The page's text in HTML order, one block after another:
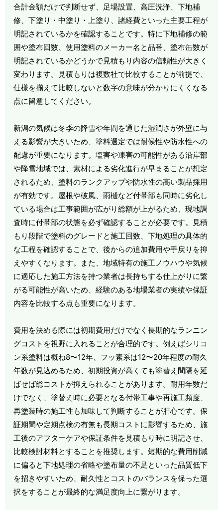
合計金額だけで判断せず、足場設置、高圧洗浄、下地補
修、下塗り・中塗り・上塗り、諸経費といった主要工程が
明記されているかを確認することです。特に下地補修の範
囲や塗布回数、使用塗料のメーカー名と品番、塗布缶数が
明記されているかどうかで見積もり内容の信頼性が大きく
変わります。見積もりは複数社で比較することが前提で、
仕様を揃えて比較しないと数字の意味が分かりにくくなる
点に留意してください。
新潟の気候は冬季の降雪や年間を通じた湿潤さが外壁に与
える影響が大きいため、塗料選定では耐候性や防水性への
配慮が重要になります。塩害や凍害の可能性がある沿岸部
や降雪地域では、素材による劣化進行が早まることが想定
されるため、塗料のランクアップや防水性の高い製品採用
が有効です。屋根や破風、雨樋など付帯部も同時に劣化し
ている場合は工事範囲が広がり総額が上がるため、現地調
査時に付帯部の状態を必ず確認することが必要です。見積
もり段階で塗料のグレードと施工回数、下地処理の具体的
な工程を確認することで、後からの追加費用や手戻りを抑
えやすくなります。また、地域特有の施工ノウハウや気候
に適応した施工方法を持つ業者は長持ちする仕上がりに繋
がる可能性が高いため、経験のある地場業者の実績や保証
内容を比較する点も重要になります。
費用を決める際には初期費用だけでなく長期的なランニン
グコストを視野に入れることが合理的です。例えばシリコ
ン系塗料は概ね8〜12年、フッ素系は12〜20年程度の耐久
年数が見込めるため、初期投資が高くても塗替え間隔を延
ばせば総コストが抑えられることがあります。耐用年数だ
けでなく、塗替え時に必要となる付帯工事や再施工頻度、
再塗装時の施工性も加味して判断することが肝心です。保
証期間や定期点検の有無も長期コストに影響するため、施
工後のアフターケアや保証条件を見積もり時に明記させ、
比較検討材料とすることを推奨します。短期的な費用削減
に偏ると下地処理の省略や塗布量の不足といった品質低下
を招きやすいため、耐久性とコストのバランスを保った選
択をすることが最終的な満足度向上に繋がります。